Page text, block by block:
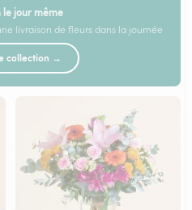
jour même
livraison de fleurs dans la journée
collection →